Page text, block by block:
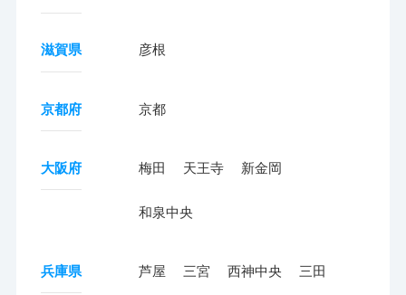
滋賀県 彦根
京都府 京都
大阪府 梅田 天王寺 新金岡
和泉中央
兵庫県 芦屋 三宮 西神中央 三田